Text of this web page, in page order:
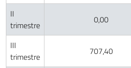
II
trimestre
0,00
III
trimestre
707,40